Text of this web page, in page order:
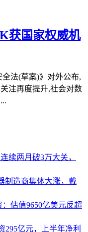
获国家权威机
法(草案)》对外公布,
注再度提升,社会对数
续两月破3万大关，
制造商集体大涨，戴
估值9650亿美元反超
295亿元，上半年净利